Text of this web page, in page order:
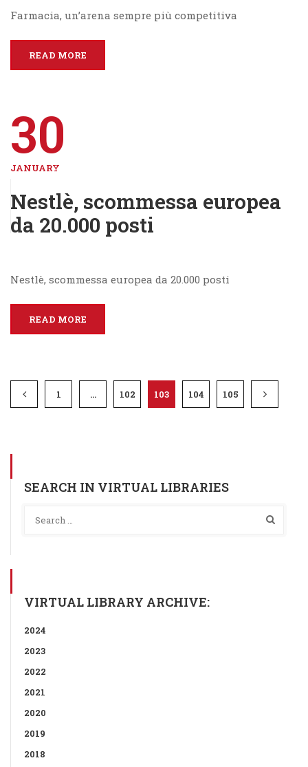
Farmacia, un’arena sempre più competitiva
READ MORE
30
JANUARY
Nestlè, scommessa europea
da 20.000 posti
Nestlè, scommessa europea da 20.000 posti
READ MORE
1 … 102 103 104 105
SEARCH IN VIRTUAL LIBRARIES
VIRTUAL LIBRARY ARCHIVE:
2024
2023
2022
2021
2020
2019
2018